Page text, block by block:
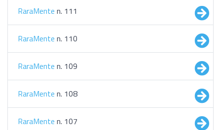
RaraMente n. 111
RaraMente n. 110
RaraMente n. 109
RaraMente n. 108
RaraMente n. 107